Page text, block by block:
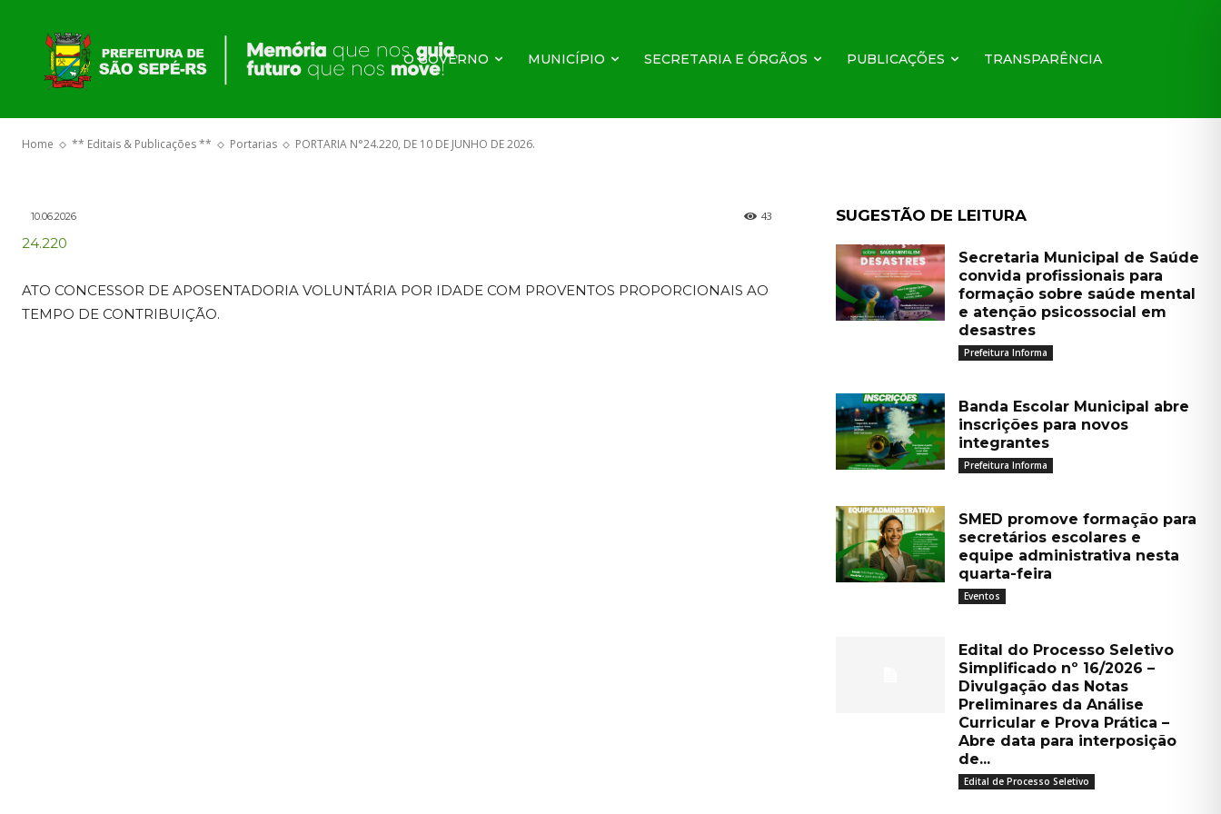
O GOVERNO MUNICÍPIO SECRETARIA E ÓRGÃOS PUBLICAÇÕES TRANSPARÊNCIA
Home ** Editais & Publicações ** Portarias PORTARIA N°24.220, DE 10 DE JUNHO DE 2026.
PORTARIA N°24.220, DE 10 DE
JUNHO DE 2026.
10.06.2026 43
24.220
ATO CONCESSOR DE APOSENTADORIA VOLUNTÁRIA POR IDADE COM PROVENTOS PROPORCIONAIS AO
TEMPO DE CONTRIBUIÇÃO.
SUGESTÃO DE LEITURA
Secretaria Municipal de Saúde
convida profissionais para
formação sobre saúde mental
e atenção psicossocial em
desastres
Prefeitura Informa
Banda Escolar Municipal abre
inscrições para novos
integrantes
Prefeitura Informa
SMED promove formação para
secretários escolares e
equipe administrativa nesta
quarta-feira
Eventos
Edital do Processo Seletivo
Simplificado nº 16/2026 –
Divulgação das Notas
Preliminares da Análise
Curricular e Prova Prática –
Abre data para interposição
de...
Edital de Processo Seletivo